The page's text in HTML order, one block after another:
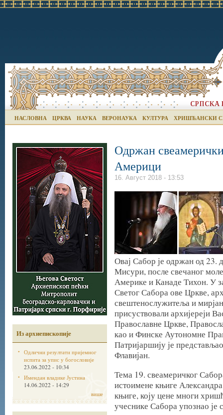
НАСЛОВНА ЦРКВА НАУКА ВЕРОНАУКА КУЛТУРА ХРИШЋАНСКИ
Из архиепископије
Одлични резултати пријемног
испита за упис у богословије
23.06.2022 - 10:34
Имендан владике Јустина
14.06.2022 - 14:29
више
Одржан
Америци
16. Август 2018 - 13:53
Овај Сабор је одржан од 23.
Мисури, после свечаног
Америке и Канаде Тихон. У
Светог Сабора ове Цркве,
свештенослужитеља и
присуствовали архијереји
Православне Цркве,
као и Финске Аутономне
Патријаршију је
Флавијан.
Тема 19. свеамеричког
истоимене књиге
књиге, коју цене многи
учеснике Сабора упознао